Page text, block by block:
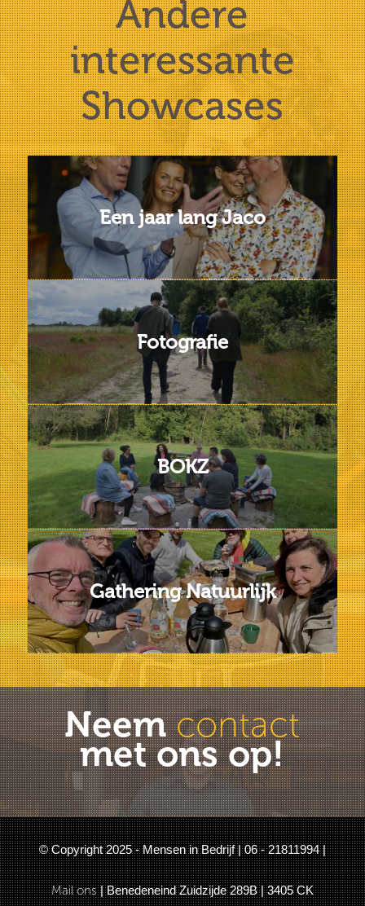
Andere
interessante
Showcases
Een jaar lang Jaco
Fotografie
BOKZ
Gathering Natuurlijk
Neemcontact
met ons op!
© Copyright 2025 - Mensen in Bedrijf | 06 - 21811994 |
Mail ons| Benedeneind Zuidzijde 289B | 3405 CK